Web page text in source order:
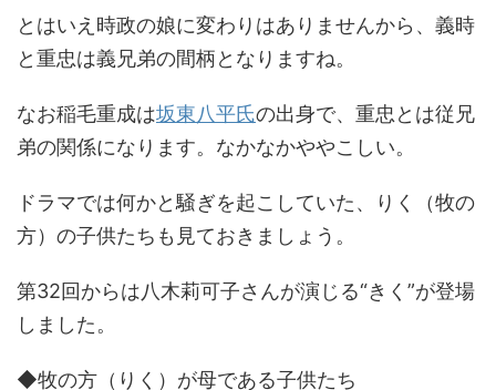
とはいえ時政の娘に変わりはありませんから、義時
と重忠は義兄弟の間柄となりますね。
なお稲毛重成は坂東八平氏の出身で、重忠とは従兄
弟の関係になります。なかなかややこしい。
ドラマでは何かと騒ぎを起こしていた、りく（牧の
方）の子供たちも見ておきましょう。
第32回からは八木莉可子さんが演じる“きく”が登場
しました。
◆牧の方（りく）が母である子供たち